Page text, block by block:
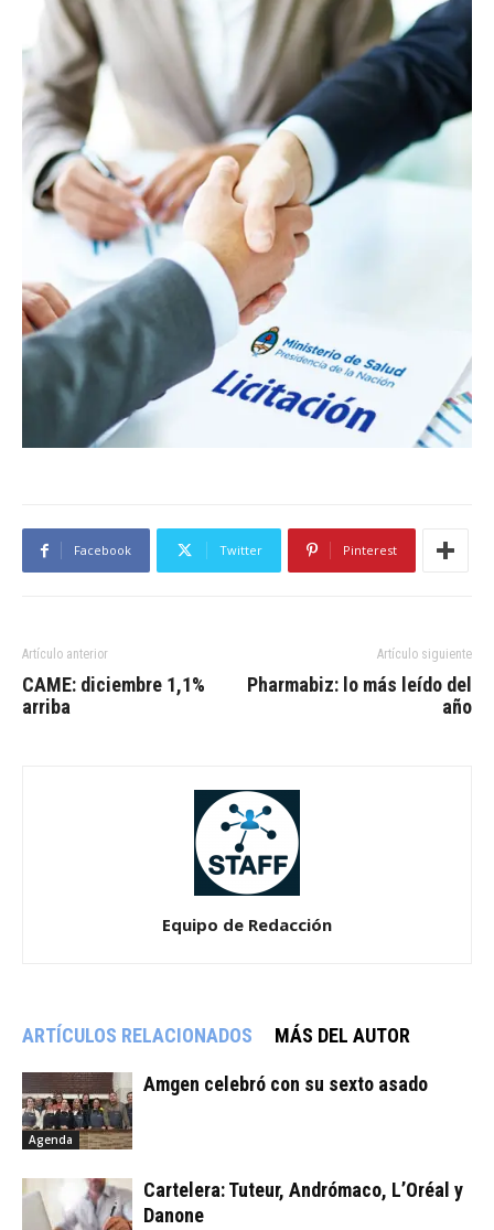
Facebook Twitter Pinterest
Artículo anterior
CAME: diciembre 1,1%
arriba
Artículo siguiente
Pharmabiz: lo más leído del
año
Equipo de Redacción
ARTÍCULOS RELACIONADOS MÁS DEL AUTOR
Agenda
Amgen celebró con su sexto asado
Cartelera: Tuteur, Andrómaco, L’Oréal y
Danone